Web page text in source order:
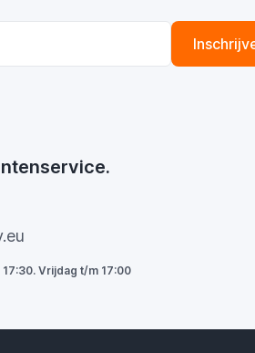
Vrijdag t/m 17:00